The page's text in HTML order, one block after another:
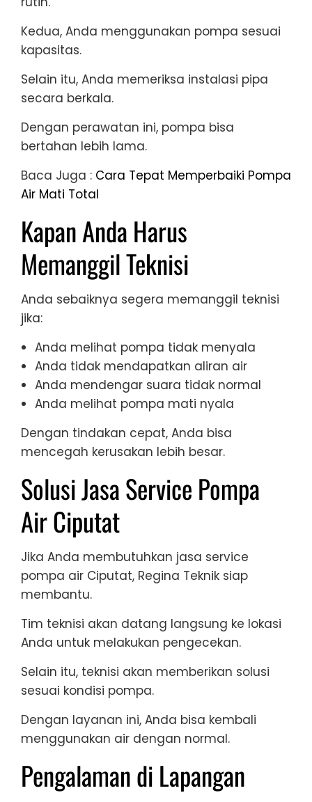
Kedua, Anda menggunakan pompa sesuai
kapasitas.
Selain itu, Anda memeriksa instalasi pipa
secara berkala.
Dengan perawatan ini, pompa bisa
bertahan lebih lama.
Baca Juga : Cara Tepat Memperbaiki Pompa
Air Mati Total
Kapan Anda Harus
Memanggil Teknisi
Anda sebaiknya segera memanggil teknisi
jika:
Anda melihat pompa tidak menyala
Anda tidak mendapatkan aliran air
Anda mendengar suara tidak normal
Anda melihat pompa mati nyala
Dengan tindakan cepat, Anda bisa
mencegah kerusakan lebih besar.
Solusi Jasa Service Pompa
Air Ciputat
Jika Anda membutuhkan jasa service
pompa air Ciputat, Regina Teknik siap
membantu.
Tim teknisi akan datang langsung ke lokasi
Anda untuk melakukan pengecekan.
Selain itu, teknisi akan memberikan solusi
sesuai kondisi pompa.
Dengan layanan ini, Anda bisa kembali
menggunakan air dengan normal.
Pengalaman di Lapangan